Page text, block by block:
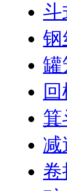
斗
钢
罐
箕
减
卷